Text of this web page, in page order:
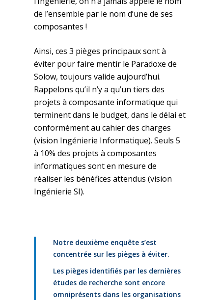
de l’ensemble par le nom d’une de ses
composantes !
Ainsi, ces 3 pièges principaux sont à
éviter pour faire mentir le Paradoxe de
Solow, toujours valide aujourd’hui.
Rappelons qu’il n’y a qu’un tiers des
projets à composante informatique qui
terminent dans le budget, dans le délai et
conformément au cahier des charges
(vision Ingénierie Informatique). Seuls 5
à 10% des projets à composantes
informatiques sont en mesure de
réaliser les bénéfices attendus (vision
Ingénierie SI).
Notre deuxième enquête s’est
concentrée sur les pièges à éviter.
Les pièges identifiés par les dernières
études de recherche sont encore
omniprésents dans les organisations